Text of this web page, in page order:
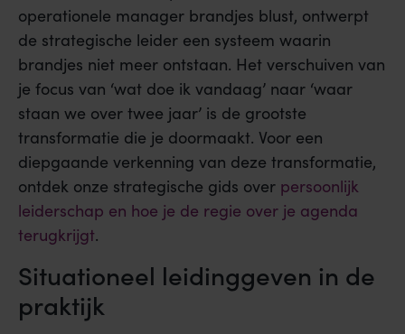
operationele manager brandjes blust, ontwerpt
de strategische leider een systeem waarin
brandjes niet meer ontstaan. Het verschuiven van
je focus van ‘wat doe ik vandaag’ naar ‘waar
staan we over twee jaar’ is de grootste
transformatie die je doormaakt. Voor een
diepgaande verkenning van deze transformatie,
ontdek onze strategische gids over persoonlijk
leiderschap en hoe je de regie over je agenda
terugkrijgt.
Situationeel leidinggeven in de
praktijk